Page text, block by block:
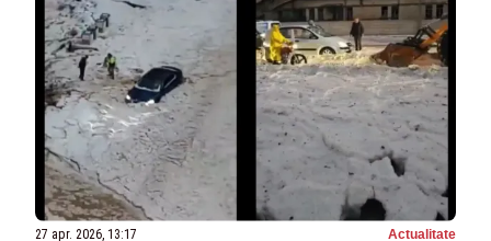
27 apr. 2026, 13:17 Actualitate